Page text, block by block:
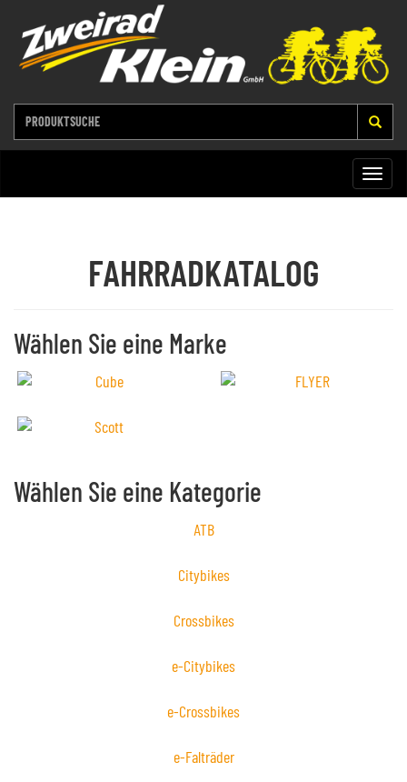
Toggle
FAHRRADKATALOG
Wählen Sie eine Marke
Wählen Sie eine Kategorie
ATB
Citybikes
Crossbikes
e-Citybikes
e-Crossbikes
e-Falträder